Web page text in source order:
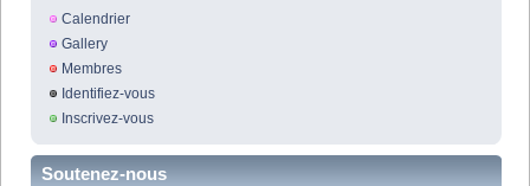
Calendrier
Gallery
Membres
Identifiez-vous
Inscrivez-vous
Soutenez-nous